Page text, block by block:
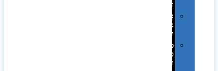
ונסיעות
סביבת
משרד
ופרימיום
כלים,
פנסים
ורכב